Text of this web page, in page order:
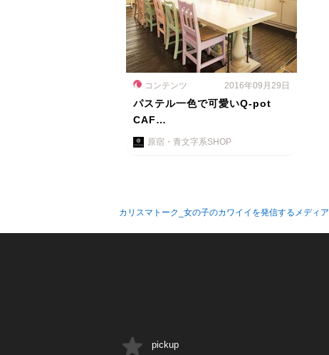
コンテンツ 2016年09月29日
パステル一色で可愛いQ-pot
CAF…
原宿・青文字系SHOP
カリスマトーク_女の子のカワイイを発信するメディア
pickup